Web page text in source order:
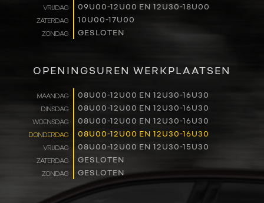
VERHUUR
NIEUWS
OVER ONS
WERKEN BIJ
CONTACT
VRIJDAG 09U00-12U00 EN 12U30-18U00
ZATERDAG 10U00-17U00
ZONDAG GESLOTEN
OPENINGSUREN WERKPLAATSEN
MAANDAG 08U00-12U00 EN 12U30-16U30
DINSDAG 08U00-12U00 EN 12U30-16U30
WOENSDAG 08U00-12U00 EN 12U30-16U30
DONDERDAG 08U00-12U00 EN 12U30-16U30
VRIJDAG 08U00-12U00 EN 12U30-15U30
ZATERDAG GESLOTEN
ZONDAG GESLOTEN